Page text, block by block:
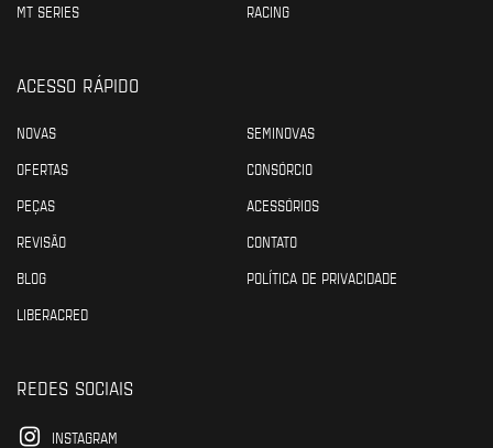
MT SERIES
RACING
ACESSO RÁPIDO
NOVAS
SEMINOVAS
OFERTAS
CONSÓRCIO
PEÇAS
ACESSÓRIOS
REVISÃO
CONTATO
BLOG
POLÍTICA DE PRIVACIDADE
LIBERACRED
REDES SOCIAIS
INSTAGRAM